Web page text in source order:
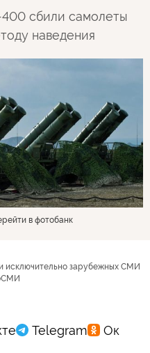
сбили самолеты
наведения
в фотобанк
зарубежных СМИ